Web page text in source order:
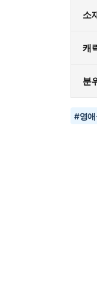
소
캐
분
#영